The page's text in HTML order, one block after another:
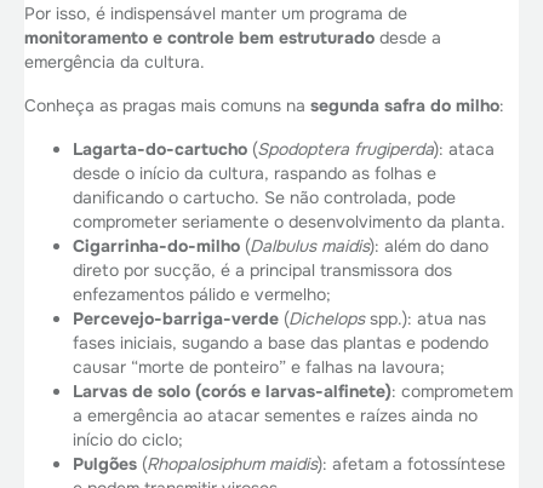
Por isso, é indispensável manter um programa de
monitoramento e controle bem estruturado desde a
emergência da cultura.
Conheça as pragas mais comuns na segunda safra do milho:
Lagarta-do-cartucho (Spodoptera frugiperda): ataca
desde o início da cultura, raspando as folhas e
danificando o cartucho. Se não controlada, pode
comprometer seriamente o desenvolvimento da planta.
Cigarrinha-do-milho (Dalbulus maidis): além do dano
direto por sucção, é a principal transmissora dos
enfezamentos pálido e vermelho;
Percevejo-barriga-verde (Dichelopsspp.): atua nas
fases iniciais, sugando a base das plantas e podendo
causar “morte de ponteiro” e falhas na lavoura;
Larvas de solo (corós e larvas-alfinete): comprometem
a emergência ao atacar sementes e raízes ainda no
início do ciclo;
Pulgões (Rhopalosiphum maidis): afetam a fotossíntese